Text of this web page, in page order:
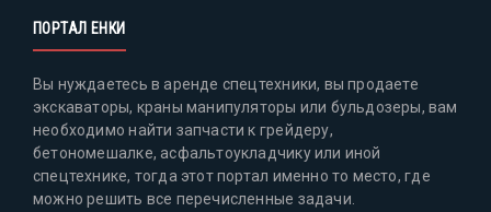
ПОРТАЛ ЕНКИ
Вы нуждаетесь в аренде спецтехники, вы продаете
экскаваторы, краны манипуляторы или бульдозеры, вам
необходимо найти запчасти к грейдеру,
бетономешалке, асфальтоукладчику или иной
спецтехнике, тогда этот портал именно то место, где
можно решить все перечисленные задачи.